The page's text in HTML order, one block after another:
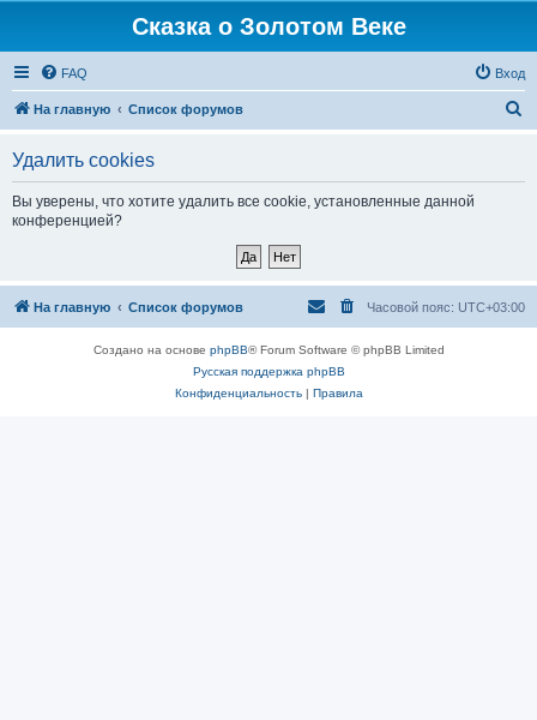
Сказка о Золотом Веке
FAQ Вход
На главную Список форумов
Удалить cookies
Вы уверены, что хотите удалить все cookie, установленные данной
конференцией?
На главную Список форумов Часовой пояс: UTC+03:00
Создано на основе phpBB® Forum Software © phpBB Limited
Русская поддержка phpBB
Конфиденциальность| Правила